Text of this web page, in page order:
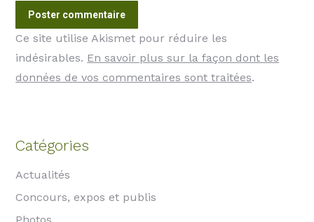
Poster commentaire
Ce site utilise Akismet pour réduire les
indésirables. En savoir plus sur la façon dont les
données de vos commentaires sont traitées.
Catégories
Actualités
Concours, expos et publis